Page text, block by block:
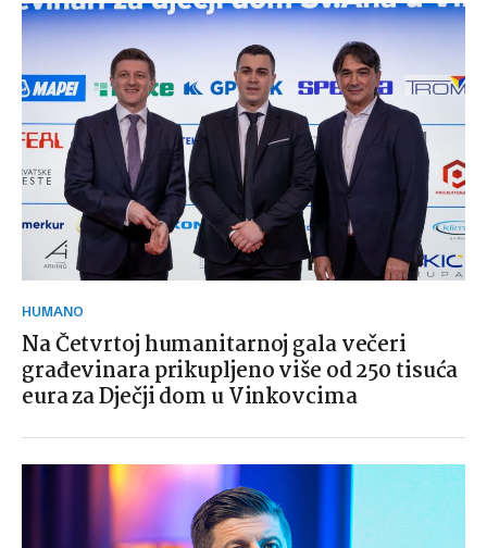
HUMANO
Na Četvrtoj humanitarnoj gala večeri
građevinara prikupljeno više od 250 tisuća
eura za Dječji dom u Vinkovcima